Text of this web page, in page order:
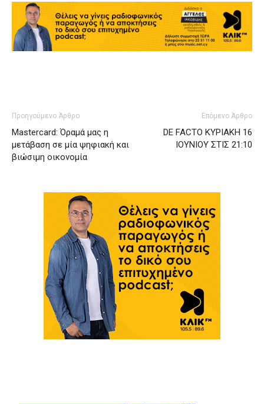
Προηγούμενο Άρθρο
Mastercard: Όραμά μας η
μετάβαση σε μία ψηφιακή και
βιώσιμη οικονομία
Επόμενο Άρθρο
DE FACTO ΚΥΡΙΑΚΗ 16
ΙΟΥΝΙΟΥ ΣΤΙΣ 21:10